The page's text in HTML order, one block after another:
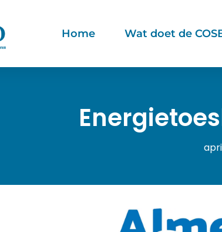
Home Wat doet de